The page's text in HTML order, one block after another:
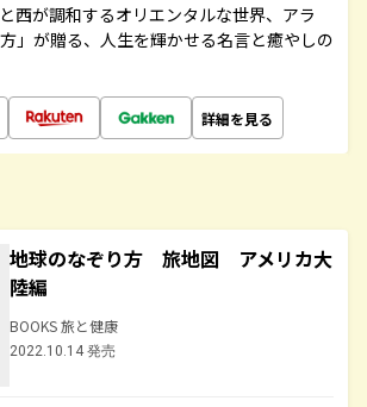
西が調和するオリエンタルな世界、アラ
」が贈る、人生を輝かせる名言と癒やしの
詳細を見る
地球のなぞり方 旅地図 アメリカ大
陸編
BOOKS 旅と健康
2022.10.14 発売